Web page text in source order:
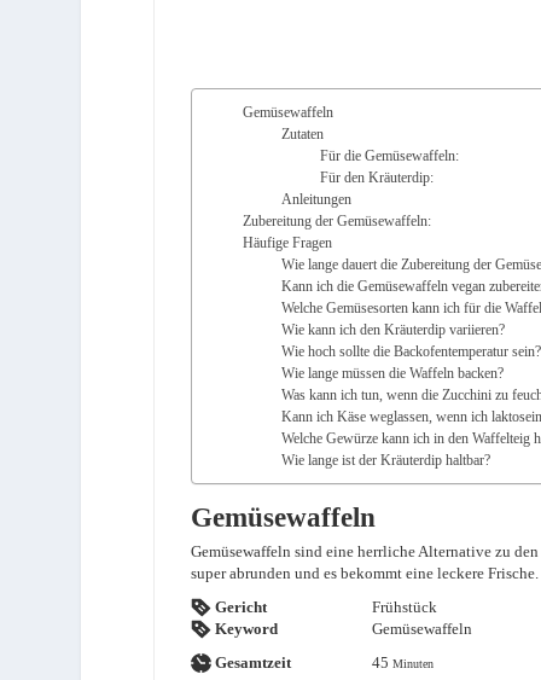
Gemüsewaffeln
Zutaten
Für die Gemüsewaffeln:
Für den Kräuterdip:
Anleitungen
Zubereitung der Gemüsewaffeln:
Häufige Fragen
Wie lange dauert die Zubereitung der
Kann ich die Gemüsewaffeln vegan
Welche Gemüsesorten kann ich für die
Wie kann ich den Kräuterdip variieren?
Wie hoch sollte die Backofentemperatur sein?
Wie lange müssen die Waffeln backen?
Was kann ich tun, wenn die Zucchini zu
Kann ich Käse weglassen, wenn ich
Welche Gewürze kann ich in den Waffelteig
Wie lange ist der Kräuterdip haltbar?
Gemüsewaffeln
Gemüsewaffeln sind eine herrliche Alternative zu
super abrunden und es bekommt eine leckere
Gericht
Frühstück
Keyword
Gemüsewaffeln
Gesamtzeit
45Minuten
Minuten